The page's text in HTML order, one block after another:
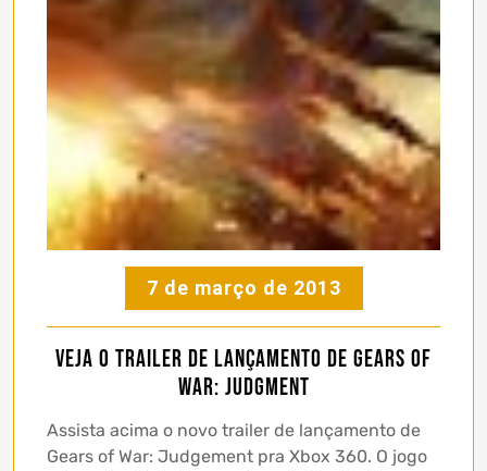
7 de março de 2013
Veja o Trailer de lançamento de Gears of
War: Judgment
Assista acima o novo trailer de lançamento de
Gears of War: Judgement pra Xbox 360. O jogo